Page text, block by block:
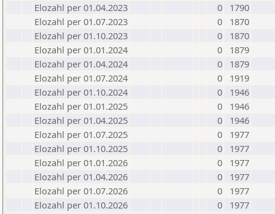
Elozahl per 01.04.2023
0
1790
Elozahl per 01.07.2023
0
1870
Elozahl per 01.10.2023
0
1870
Elozahl per 01.01.2024
0
1879
Elozahl per 01.04.2024
0
1879
Elozahl per 01.07.2024
0
1919
Elozahl per 01.10.2024
0
1946
Elozahl per 01.01.2025
0
1946
Elozahl per 01.04.2025
0
1946
Elozahl per 01.07.2025
0
1977
Elozahl per 01.10.2025
0
1977
Elozahl per 01.01.2026
0
1977
Elozahl per 01.04.2026
0
1977
Elozahl per 01.07.2026
0
1977
Elozahl per 01.10.2026
0 1977